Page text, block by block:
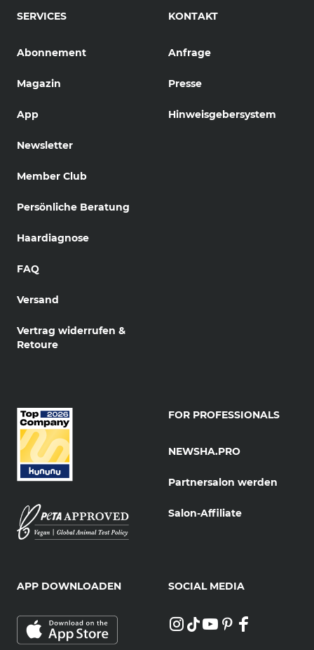
SERVICES
Abonnement
Magazin
App
Newsletter
Member Club
Persönliche Beratung
Haardiagnose
FAQ
Versand
Vertrag widerrufen &
Retoure
KONTAKT
Anfrage
Presse
Hinweisgebersystem
FOR PROFESSIONALS
NEWSHA.PRO
Partnersalon werden
Salon-Affiliate
APP DOWNLOADEN SOCIAL MEDIA